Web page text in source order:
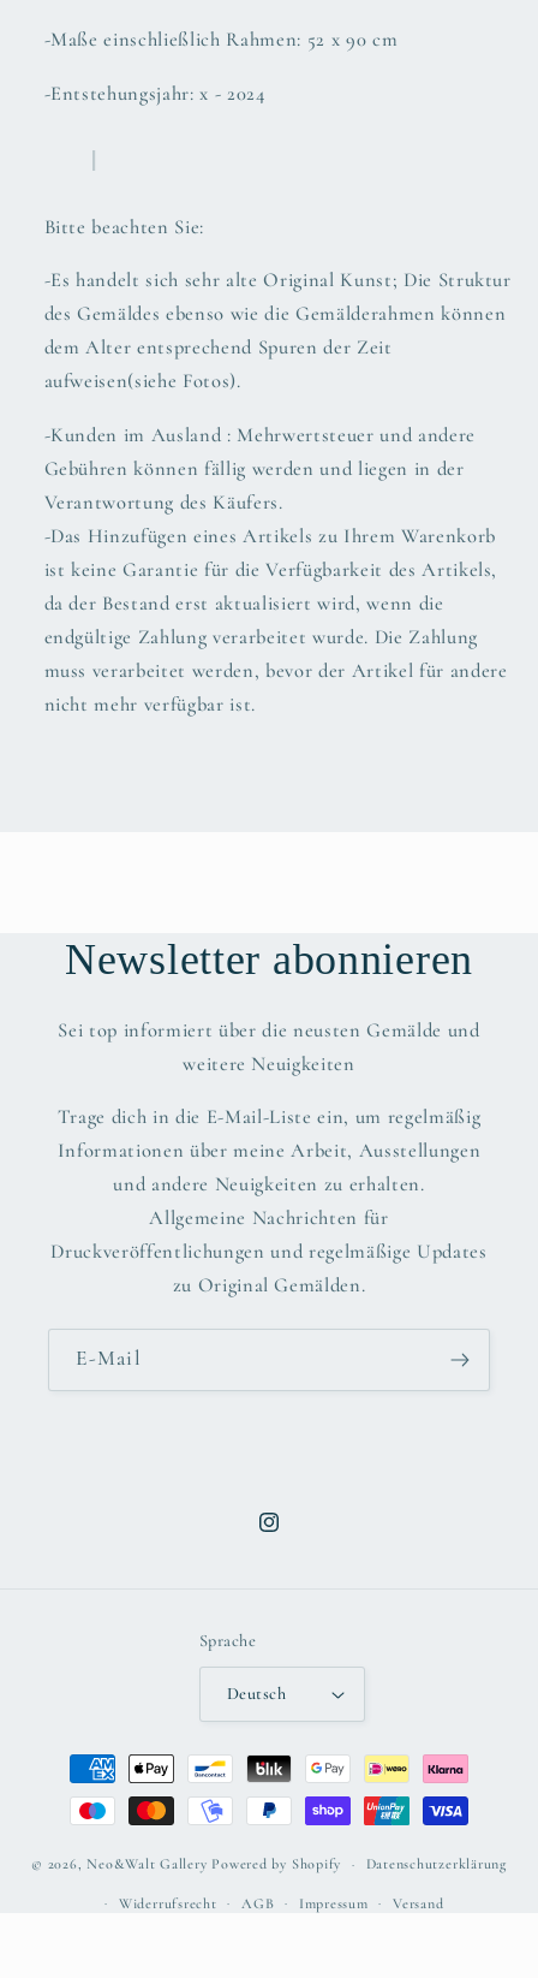
-Maße einschließlich Rahmen: 52 x 90 cm
-Entstehungsjahr: x - 2024
Bitte beachten Sie:
-Es handelt sich sehr alte Original Kunst; Die Struktur
des Gemäldes ebenso wie die Gemälderahmen können
dem Alter entsprechend Spuren der Zeit
aufweisen(siehe Fotos).
-Kunden im Ausland : Mehrwertsteuer und andere
Gebühren können fällig werden und liegen in der
Verantwortung des Käufers.
-Das Hinzufügen eines Artikels zu Ihrem Warenkorb
ist keine Garantie für die Verfügbarkeit des Artikels,
da der Bestand erst aktualisiert wird, wenn die
endgültige Zahlung verarbeitet wurde. Die Zahlung
muss verarbeitet werden, bevor der Artikel für andere
nicht mehr verfügbar ist.
Newsletter abonnieren
Sei top informiert über die neusten Gemälde und
weitere Neuigkeiten
Trage dich in die E-Mail-Liste ein, um regelmäßig
Informationen über meine Arbeit, Ausstellungen
und andere Neuigkeiten zu erhalten.
Allgemeine Nachrichten für
Druckveröffentlichungen und regelmäßige Updates
zu Original Gemälden.
E-Mail
Instagram
Sprache
Deutsch
Zahlungsmethoden
© 2026, Neo&Walt Gallery Powered by Shopify Datenschutzerklärung
Widerrufsrecht AGB Impressum Versand